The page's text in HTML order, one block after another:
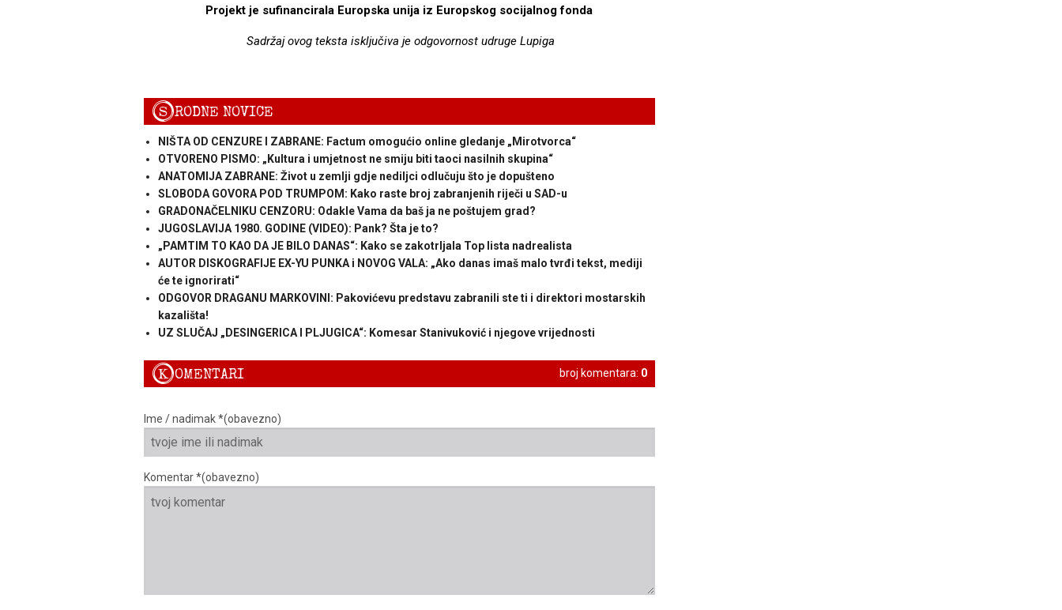
Projekt je sufinancirala Europska unija iz Europskog socijalnog fonda
Sadržaj ovog teksta isključiva je odgovornost udruge Lupiga
SRODNE NOVICE
NIŠTA OD CENZURE I ZABRANE: Factum omogućio online gledanje „Mirotvorca“
OTVORENO PISMO: „Kultura i umjetnost ne smiju biti taoci nasilnih skupina“
ANATOMIJA ZABRANE: Život u zemlji gdje nediljci odlučuju što je dopušteno
SLOBODA GOVORA POD TRUMPOM: Kako raste broj zabranjenih riječi u SAD-u
GRADONAČELNIKU CENZORU: Odakle Vama da baš ja ne poštujem grad?
JUGOSLAVIJA 1980. GODINE (VIDEO): Pank? Šta je to?
„PAMTIM TO KAO DA JE BILO DANAS“: Kako se zakotrljala Top lista nadrealista
AUTOR DISKOGRAFIJE EX-YU PUNKA i NOVOG VALA: „Ako danas imaš malo tvrđi tekst, mediji
će te ignorirati“
ODGOVOR DRAGANU MARKOVINI: Pakovićevu predstavu zabranili ste ti i direktori mostarskih
kazališta!
UZ SLUČAJ „DESINGERICA I PLJUGICA“: Komesar Stanivuković i njegove vrijednosti
broj komentara: 0
KOMENTARI
Ime / nadimak *(obavezno)
Komentar *(obavezno)